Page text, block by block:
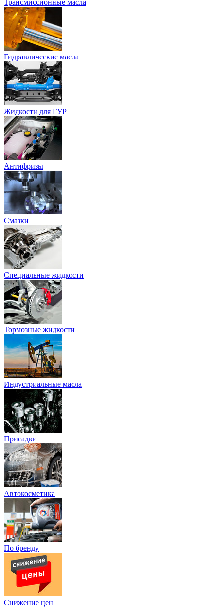
Трансмиссионные масла
Гидравлические масла
Жидкости для ГУР
Антифризы
Смазки
Специальные жидкости
Тормозные жидкости
Индустриальные масла
Присадки
Автокосметика
По бренду
Снижение цен